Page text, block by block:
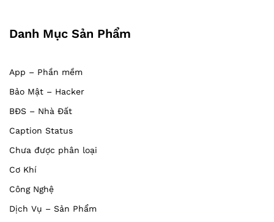
Danh Mục Sản Phẩm
App – Phần mềm
Bảo Mật – Hacker
BĐS – Nhà Đất
Caption Status
Chưa được phân loại
Cơ Khí
Công Nghệ
Dịch Vụ – Sản Phẩm